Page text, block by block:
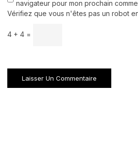
navigateur pour mon prochain
Vérifiez que vous n'êtes pas un robot
4 + 4 =